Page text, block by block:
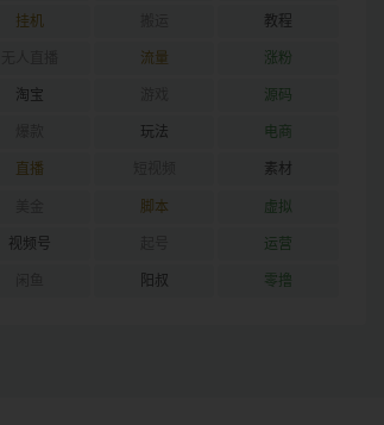
挂机 教程
流量 涨粉
淘宝 源码
玩法 电商
直播 素材
脚本 虚拟
视频号 运营
阳叔 零撸